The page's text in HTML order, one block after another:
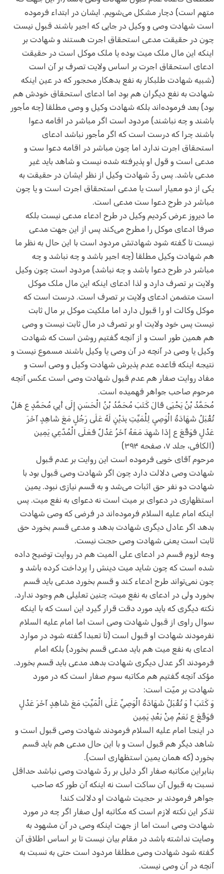
متهم است) دچار مشکل می‌شویم. ایشان در ابتداء فرموده
است شهادت وصی و وکیل در جایی که اجیر باشند قبول نیست
چون در حقیقت مدعی استحقاق اجرت هستند و شهادت بر
اینکه این مال ملک میت بوده یا ملک موکل است در حقیقت
ادعای استحقاق اجرت بر اساس ولایت تصرف بر آن است
(شبیه شهادت طلبکار به نفع بدهکار محجور که در عین اینکه
شهادت به نفع دیگران هم بود اما ادعای استحقاق خودش هم
بود) بعد فرموده‌اند بلکه شهادت وکیل و وصی مطلقا (چه مأجور
باشند و چه نباشند) مردود است اگر مباشر در اقامه دعوا
باشند چرا که درست است که اگر مأجور نباشد ادعای
استحقاق اجرت ندارد اما چون مباشر در اقامه دعوا ست و
مدعی است و قول او پذیرفته شده نیست و شاهد باید غیر
مدعی باشد. پس ردّ شهادت وکیل از نظر ایشان در حقیقت به
یکی از دو معیار است یا مدعی استحقاق اجرت است و یا چون
مباشر در طرح دعوا ست مدعی است.
ما دیروز عرض کردیم وکیل در طرح ادعاء مدعی نیست بلکه
صرفا ادعای موکل را مطرح می‌کند پس از این جهت مدعی
نیست تا گفته شود شهادتش مردود است با این حال به نظر ما
هم شهادت وکیل مطلقا (چه اجیر باشد و چه نباشد و چه
مباشر در طرح دعوا باشد و چه نباشد) مردود است چون وکیل
ولایت بر تصرف دارد و لذا ادعای اینکه این مال ملک موکل
است متضمن ادعای ولایت بر تصرف است. درست است که
موکل وکالت او را قبول دارد اما ملکیت موکل بر مال ثابت
نیست پس خود ولایت او بر تصرف در مال ثابت نیست و وصی
هم همین طور است و از آنچه گفتیم روشن است که شهادت
وکیل یا وصی در آنچه در آن وصی یا وکیل باشند مسموع نیست و
نتیجه اینکه قاعده عدم پذیرش شهادت وکیل و وصی است و
مفاد روایت صفار هم عدم قبول شهادت وصی است عکس آنچه
مرحوم صاحب جواهر فهمیده است.
مُحَمَّدُ بْنُ يَحْيَى قَالَ كَتَبَ مُحَمَّدُ بْنُ الْحَسَنِ إِلَى أَبِي مُحَمَّدٍ ع‏ هَلْ
تُقْبَلُ شَهَادَةُ الْوَصِيِ‏ لِلْمَيِّتِ بِدَيْنٍ لَهُ عَلَى‏ رَجُلٍ‏ مَعَ شَاهِدٍ آخَرَ
عَدْلٍ فَوَقَّعَ ع إِذَا شَهِدَ مَعَهُ آخَرُ عَدْلٌ فَعَلَى الْمُدَّعِي يَمِين
(الکافی، جلد ۷، صفحه ۳۹۴)
مرحوم آقای خویی فرموده است این روایت بر عدم قبول
شهادت وصی دلالت دارد چون اگر شهادت وصی قبول بود با
شهادت دو نفر حق اثبات می‌شد و به قسم نیازی نبود. یمین
استظهاری در دعوای بر میت است نه دعوای به نفع میت. پس
اینکه امام علیه السلام فرموده‌اند در فرضی که وصی شهادت
بدهد اگر عادل دیگری شهادت بدهد و مدعی قسم بخورد حق
ثابت است یعنی شهادت وصی حجت نیست.
وجه لزوم قسم در ادعای علی المیت هم در روایت توضیح داده
شده است که چون شاید میت دینش را پرداخت کرده باشد و
چون نمی‌تواند طرح ادعاء کند و قسم بخورد مدعی باید قسم
بخورد ولی در ادعای به نفع میت، چنین تعلیلی هم وجود ندارد.
نکته دیگری که باید مورد دقت قرار گیرد این است که با اینکه
سوال راوی از قبول شهادت وصی است اما امام علیه السلام
نفرمودند شهادت او قبول است (تا تعبدا گفته شود در موارد
ادعای به نفع میت هم باید مدعی قسم بخورد) بلکه امام
فرمودند اگر عدل دیگری شهادت بدهد مدعی باید قسم بخورد.
مؤکد آنچه گفتیم هم مکاتبه سوم صفار است که در مورد
شهادت بر میّت است:
وَ كَتَبَ أَ وَ تُقْبَلُ شَهَادَةُ الْوَصِيِّ عَلَى الْمَيِّتِ مَعَ شَاهِدٍ آخَرَ عَدْلٍ
فَوَقَّعَ ع نَعَمْ مِنْ بَعْدِ يَمِين‏
در اینجا امام علیه السلام فرمودند شهادت وصی قبول است و
شاهد دیگر هم قبول است و با این حال مدعی هم باید قسم
بخورد (که همان یمین استظهاری است).
بنابراین مکاتبه صفار اگر دلیل بر ردّ شهادت وصی نباشد حداقل
نسبت به قبول آن ساکت است نه اینکه آن طور که صاحب
جواهر فرمودند بر حجیت شهادت او دلالت کند!
تذکر این نکته لازم است که مکاتبه اول صفار اگر چه در مورد
شهادت وصی است اما از جهت اینکه وصی در آن مشهود به
وصایت نداشته باشد در مقام بیان نیست تا بر اساس اطلاق آن
گفته شود شهادت وصی مطلقا مردود است حتی به نسبت به
آنچه در آن وصی نیست.